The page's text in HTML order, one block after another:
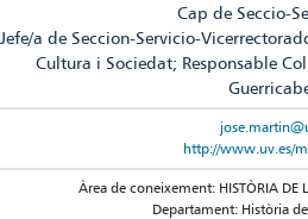
Cap de Seccio-
Jefe/a de Seccion-Servicio-
Cultura i Sociedat; Responsable
http://www.uv.es/
Àrea de coneixement: HISTÒRIA DE
Departament: Història